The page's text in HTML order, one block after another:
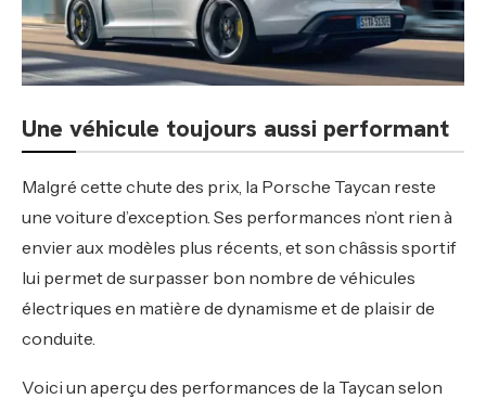
Une véhicule toujours aussi performant
Malgré cette chute des prix, la Porsche Taycan reste
une voiture d’exception. Ses performances n’ont rien à
envier aux modèles plus récents, et son châssis sportif
lui permet de surpasser bon nombre de véhicules
électriques en matière de dynamisme et de plaisir de
conduite.
Voici un aperçu des performances de la Taycan selon